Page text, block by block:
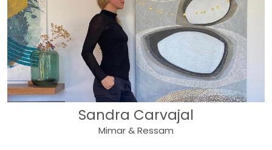
Sandra Carvajal
Mimar & Ressam